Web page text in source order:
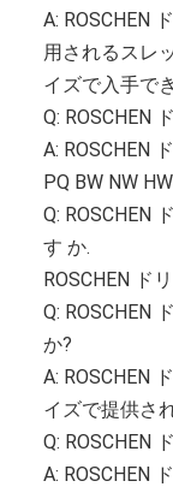
A: ROSCHEN
用されるスレ
イズで入手で
Q: ROSCHEN
A: ROSCHEN
PQ BW NW
Q: ROSCHEN
す か.
ROSCHEN ド
Q: ROSCHEN
か?
A: ROSCHEN
イズで提供さ
Q: ROSCHEN
A: ROSCHEN